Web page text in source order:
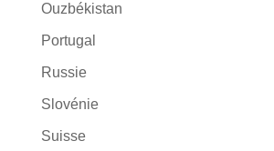
Ouzbékistan
Portugal
Russie
Slovénie
Suisse